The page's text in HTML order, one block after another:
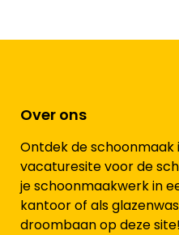
Over ons
Ontdek de schoonmaak
vacaturesite voor de
je schoonmaakwerk in
kantoor of als
droombaan op deze site!